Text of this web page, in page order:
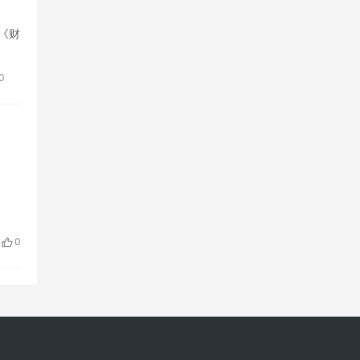
财
0